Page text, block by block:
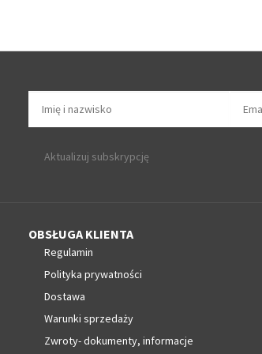
Aktualizuj subskrypcję
OBSŁUGA KLIENTA
Regulamin
Polityka prywatności
Dostawa
Warunki sprzedaży
Zwroty- dokumenty, informacje